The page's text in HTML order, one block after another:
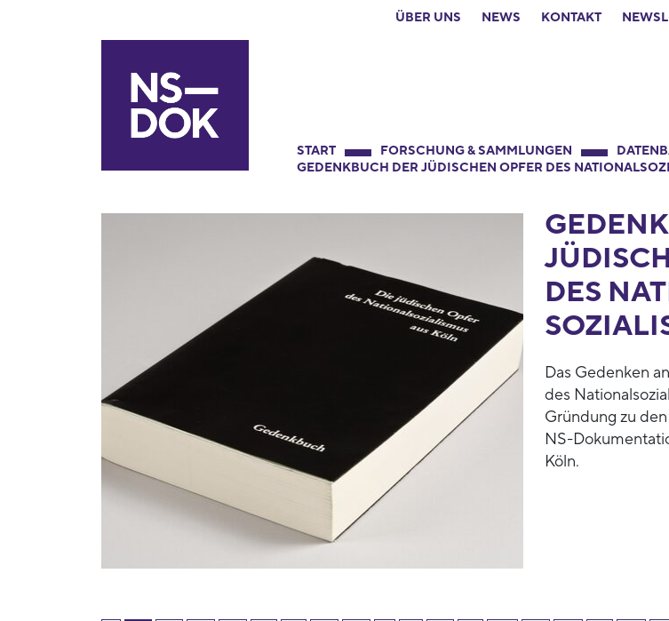
ÜBER UNS NEWS KONTAKT
START FORSCHUNG & SAMMLUNGEN
GEDENKBUCH DER JÜDISCHEN OPFER DES
DES
Das Gedenken
des
Gründung zu
NS-
Köln.